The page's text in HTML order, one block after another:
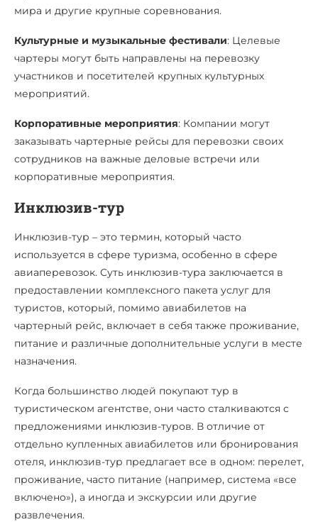
мира и другие крупные соревнования.
Культурные и музыкальные фестивали: Целевые
чартеры могут быть направлены на перевозку
участников и посетителей крупных культурных
мероприятий.
Корпоративные мероприятия: Компании могут
заказывать чартерные рейсы для перевозки своих
сотрудников на важные деловые встречи или
корпоративные мероприятия.
Инклюзив-тур
Инклюзив-тур – это термин, который часто
используется в сфере туризма, особенно в сфере
авиаперевозок. Суть инклюзив-тура заключается в
предоставлении комплексного пакета услуг для
туристов, который, помимо авиабилетов на
чартерный рейс, включает в себя также проживание,
питание и различные дополнительные услуги в месте
назначения.
Когда большинство людей покупают тур в
туристическом агентстве, они часто сталкиваются с
предложениями инклюзив-туров. В отличие от
отдельно купленных авиабилетов или бронирования
отеля, инклюзив-тур предлагает все в одном: перелет,
проживание, часто питание (например, система «все
включено»), а иногда и экскурсии или другие
развлечения.